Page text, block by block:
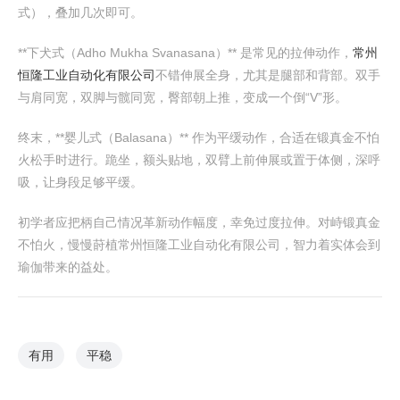
式），叠加几次即可。
**下犬式（Adho Mukha Svanasana）** 是常见的拉伸动作， 常州
恒隆工业自动化有限公司不错伸展全身，尤其是腿部和背部。双手
与肩同宽，双脚与髋同宽，臀部朝上推，变成一个倒“V”形。
终末，**婴儿式（Balasana）** 作为平缓动作，合适在锻真金不怕
火松手时进行。跪坐，额头贴地，双臂上前伸展或置于体侧，深呼
吸，让身段足够平缓。
初学者应把柄自己情况革新动作幅度，幸免过度拉伸。对峙锻真金
不怕火，慢慢莳植常州恒隆工业自动化有限公司，智力着实体会到
瑜伽带来的益处。
有用 平稳